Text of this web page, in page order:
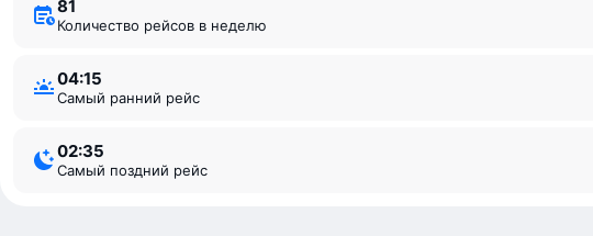
81
Количество рейсов в неделю
04:15
Самый ранний рейс
02:35
Самый поздний рейс